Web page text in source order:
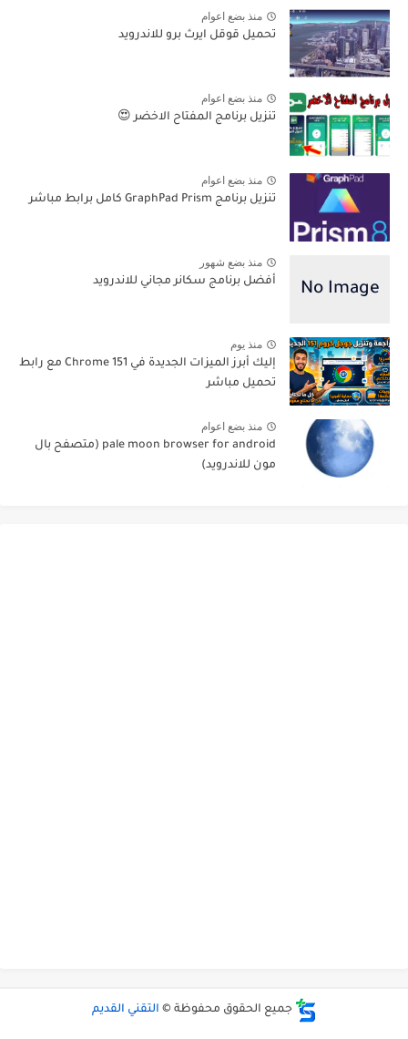
منذ بضع اعوام
تحميل قوقل ايرث برو للاندرويد
منذ بضع اعوام
تنزيل برنامج المفتاح الاخضر 😍
منذ بضع اعوام
تنزيل برنامج GraphPad Prism كامل برابط مباشر
منذ بضع شهور
أفضل برنامج سكانر مجاني للاندرويد
منذ يوم
إليك أبرز الميزات الجديدة في Chrome 151 مع رابط
تحميل مباشر
منذ بضع اعوام
pale moon browser for android (متصفح بال
مون للاندرويد)
جميع الحقوق محفوظة © التقني القديم